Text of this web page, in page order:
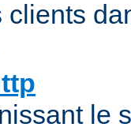
clients
le